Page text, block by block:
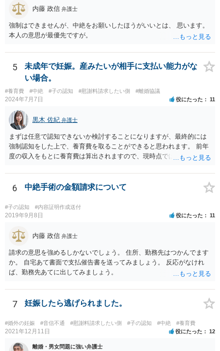
内藤 政信 弁護士
強制はできませんが、中絶をお願いしたほうがいいとは、 思います。
本人の意思が最優先ですが。
5
未成年で妊娠。産みたいが相手に支払い能力がな
い場合。
#養育費 #中絶 #子の認知 #慰謝料請求したい側 #離婚協議
2024年7月7日 役にたった 11
黒木 佐紀 弁護士
まずは任意で認知できないか検討することになりますが、最終的には
強制認知をした上で、養育費を取ることができると思われます。 前年
度の収入をもとに養育費は算出されますので、現時点では少額しか取
育費の増額調停を起こすこともできます。 仮に中絶する場合でも、相
手方が妊娠について話し合いをしっかりしてくれない場合には、慰謝
料請求などもできる可能性があります。 いずれにせよ、親御さんとの
関わりが不可欠となると思われますので、一度話し合った上で、法律
事務所へ早めのご相談をされたほうがよろしいかと思います。
6 中絶手術の金額請求について
#子の認知 #内容証明作成送付
2019年9月8日 役にたった 11
内藤 政信 弁護士
請求の意思を強めるしかないでしょう。 住所、勤務先はつかんでます
か。 自宅あて書面で支払催告書を送ってみましょう。 反応がなけれ
ば、勤務先あてに出してみましょう。
7 妊娠したら逃げられました。
#婚外の妊娠 #音信不通 #慰謝料請求したい側 #子の認知 #中絶 #養育費
2021年12月11日 役にたった 12
離婚・男女問題に強い弁護士